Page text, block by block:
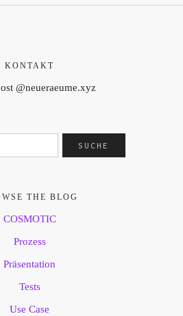
KONTAKT
@neueraeume.xyz
THE BLOG
COSMOTIC
Prozess
Präsentation
Tests
Use Case